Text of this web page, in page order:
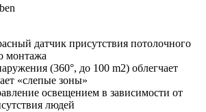
датчик присутствия потолочного
монтажа
(360°, до 100 m2) облегчает
«слепые зоны»
освещением в зависимости от
людей